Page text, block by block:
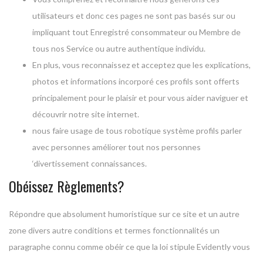
utilisateurs et donc ces pages ne sont pas basés sur ou
impliquant tout Enregistré consommateur ou Membre de
tous nos Service ou autre authentique individu.
En plus, vous reconnaissez et acceptez que les explications,
photos et informations incorporé ces profils sont offerts
principalement pour le plaisir et pour vous aider naviguer et
découvrir notre site internet.
nous faire usage de tous robotique système profils parler
avec personnes améliorer tout nos personnes
‘divertissement connaissances.
Obéissez Règlements?
Répondre que absolument humoristique sur ce site et un autre
zone divers autre conditions et termes fonctionnalités un
paragraphe connu comme obéir ce que la loi stipule Evidently vous